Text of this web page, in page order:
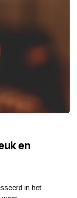
en
in het